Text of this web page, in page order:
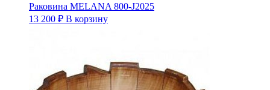
Раковина MELANA 800-J2025
13 200 ₽ В корзину